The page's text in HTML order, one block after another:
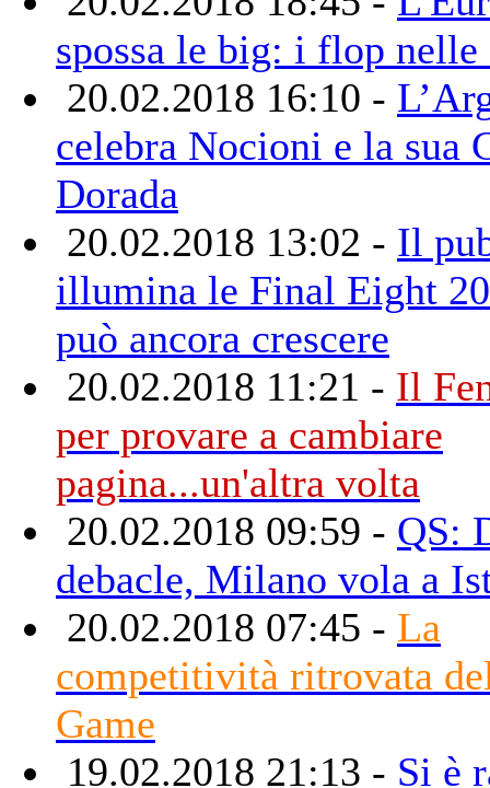
spossa le big: i flop nelle
20.02.2018 16:10 -
celebra Nocioni e la sua
Dorada
20.02.2018 13:02 - Il
illumina le Final Eight
può ancora crescere
20.02.2018 11:21 - Il
per provare a cambiare
pagina...un'altra volta
20.02.2018 09:59 - QS:
debacle, Milano vola a
20.02.2018 07:45 - La
competitività ritrovata
Game
19.02.2018 21:13 - Si è